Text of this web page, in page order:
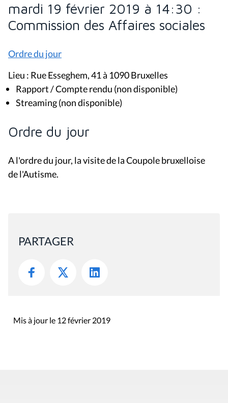
mardi 19 février 2019 à 14:30 :
Commission des Affaires sociales
Ordre du jour
Lieu : Rue Esseghem, 41 à 1090 Bruxelles
Rapport / Compte rendu (non disponible)
Streaming (non disponible)
Ordre du jour
A l'ordre du jour, la visite de la Coupole bruxelloise
de l'Autisme.
PARTAGER
Mis à jour le 12 février 2019